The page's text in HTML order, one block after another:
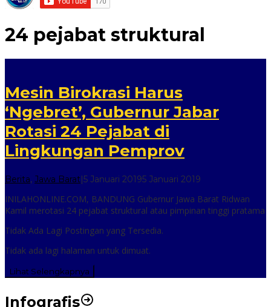
24 pejabat struktural
Mesin Birokrasi Harus
‘Ngebret’, Gubernur Jabar
Rotasi 24 Pejabat di
Lingkungan Pemprov
Berita, Jawa Barat|5 Januari 20195 Januari 2019
online
INILAHONLINE.COM, BANDUNG Gubernur Jawa Barat Ridwan
Kamil merotasi 24 pejabat struktural atau pimpinan tinggi pratama
Tidak Ada Lagi Postingan yang Tersedia.
Tidak ada lagi halaman untuk dimuat.
Lihat Selengkapnya
Infografis